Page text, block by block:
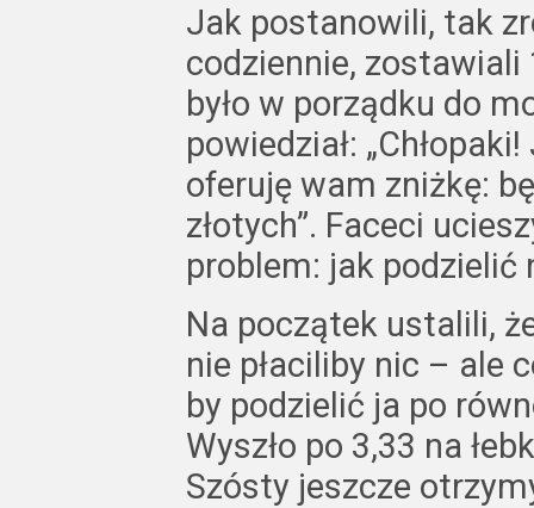
Jak postanowili, tak
codziennie,
było w porządku do
powiedział:
oferuję wam zniżkę:
złotych”. Faceci
problem: jak podzielić
Na początek ustalili,
nie płaciliby nic – ale
by podzielić ja po
Wyszło po 3,33 na
Szósty jeszcze